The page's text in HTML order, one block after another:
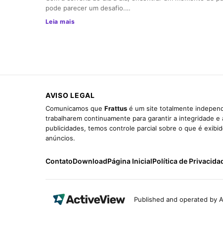
pode parecer um desafio.…
Leia mais
AVISO LEGAL
Comunicamos que Frattus é um site totalmente
trabalharem continuamente para garantir a integridade
publicidades, temos controle parcial sobre o que é
anúncios.
ContatoDownloadPágina InicialPolítica de
Published and operated by